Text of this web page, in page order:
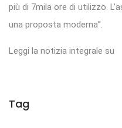
più di 7mila ore di utilizzo.
una proposta moderna”.
Leggi la notizia integrale su
Tag